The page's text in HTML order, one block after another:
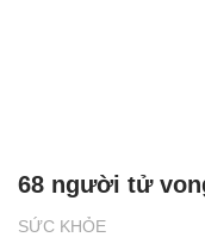
SỨC KHỎE
68 người tử